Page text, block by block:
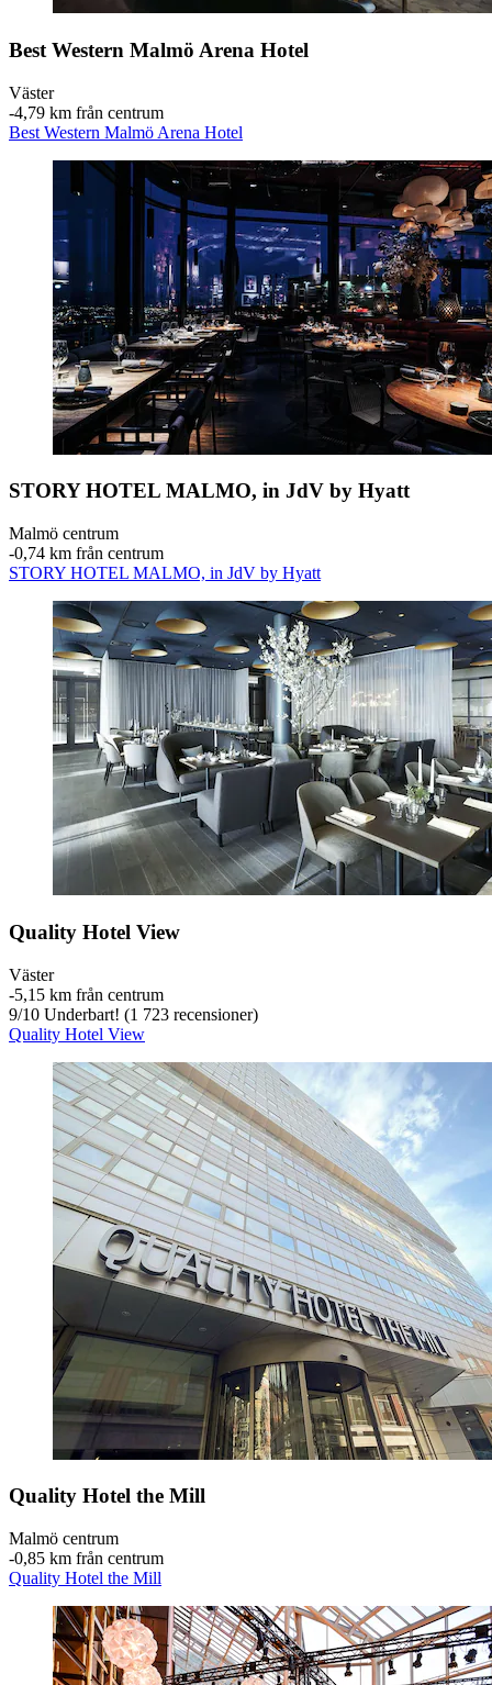
Best Western Malmö Arena Hotel
Väster
‐4,79 km från centrum
Best Western Malmö Arena Hotel
STORY HOTEL MALMO, in JdV by Hyatt
Malmö centrum
‐0,74 km från centrum
STORY HOTEL MALMO, in JdV by Hyatt
Quality Hotel View
Väster
‐5,15 km från centrum
9/10 Underbart! (1 723 recensioner)
Quality Hotel View
Quality Hotel the Mill
Malmö centrum
‐0,85 km från centrum
Quality Hotel the Mill